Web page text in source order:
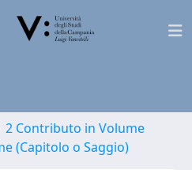
2 Contributo in Volume
(Capitolo o Saggio)